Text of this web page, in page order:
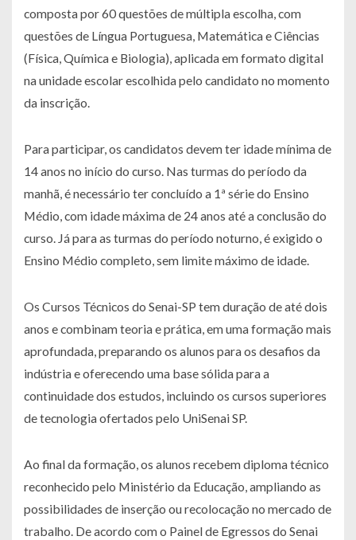
composta por 60 questões de múltipla escolha, com
questões de Língua Portuguesa, Matemática e Ciências
(Física, Química e Biologia), aplicada em formato digital
na unidade escolar escolhida pelo candidato no momento
da inscrição.
Para participar, os candidatos devem ter idade mínima de
14 anos no início do curso. Nas turmas do período da
manhã, é necessário ter concluído a 1ª série do Ensino
Médio, com idade máxima de 24 anos até a conclusão do
curso. Já para as turmas do período noturno, é exigido o
Ensino Médio completo, sem limite máximo de idade.
Os Cursos Técnicos do Senai-SP tem duração de até dois
anos e combinam teoria e prática, em uma formação mais
aprofundada, preparando os alunos para os desafios da
indústria e oferecendo uma base sólida para a
continuidade dos estudos, incluindo os cursos superiores
de tecnologia ofertados pelo UniSenai SP.
Ao final da formação, os alunos recebem diploma técnico
reconhecido pelo Ministério da Educação, ampliando as
possibilidades de inserção ou recolocação no mercado de
trabalho. De acordo com o Painel de Egressos do Senai